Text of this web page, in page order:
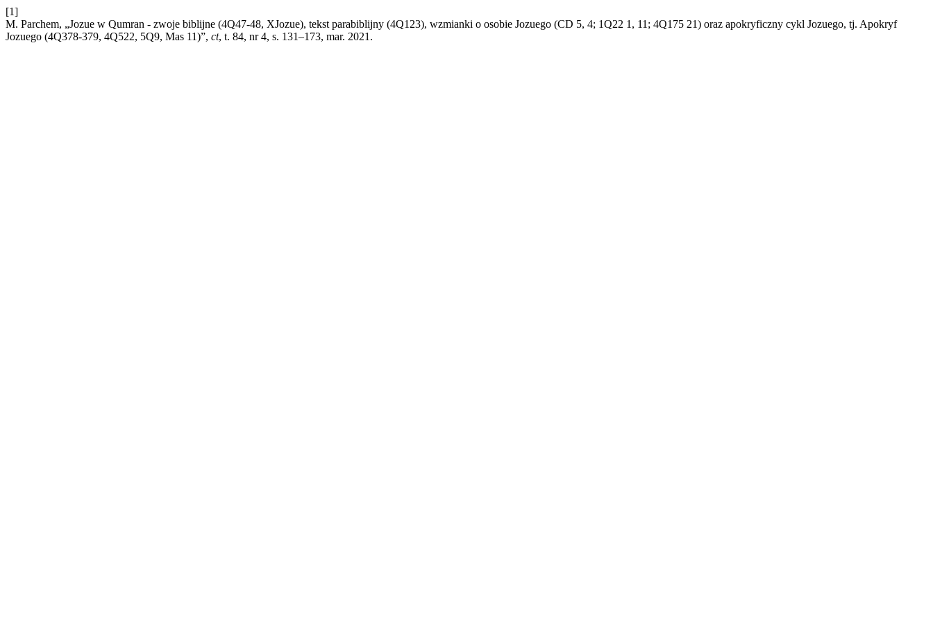
[1]
M. Parchem, „Jozue w Qumran - zwoje biblijne (4Q47-48, XJozue), tekst parabiblijny (4Q123), wzmianki o osobie Jozuego (CD 5, 4; 1Q22 1, 11; 4Q175 21) oraz apokryficzny cykl Jozuego, tj. Apokryf
Jozuego (4Q378-379, 4Q522, 5Q9, Mas 11)”, ct, t. 84, nr 4, s. 131–173, mar. 2021.